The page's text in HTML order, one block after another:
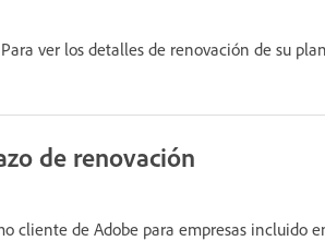
Para ver los detalles de renovación de su
de renovación
cliente de Adobe para empresas incluido